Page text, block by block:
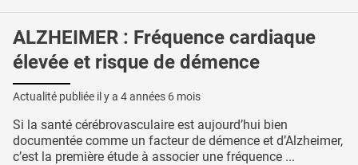
ALZHEIMER : Fréquence cardiaque
élevée et risque de démence
Actualité publiée il y a 4 années 6 mois
Si la santé cérébrovasculaire est aujourd’hui bien
documentée comme un facteur de démence et d’Alzheimer,
c’est la première étude à associer une fréquence ...